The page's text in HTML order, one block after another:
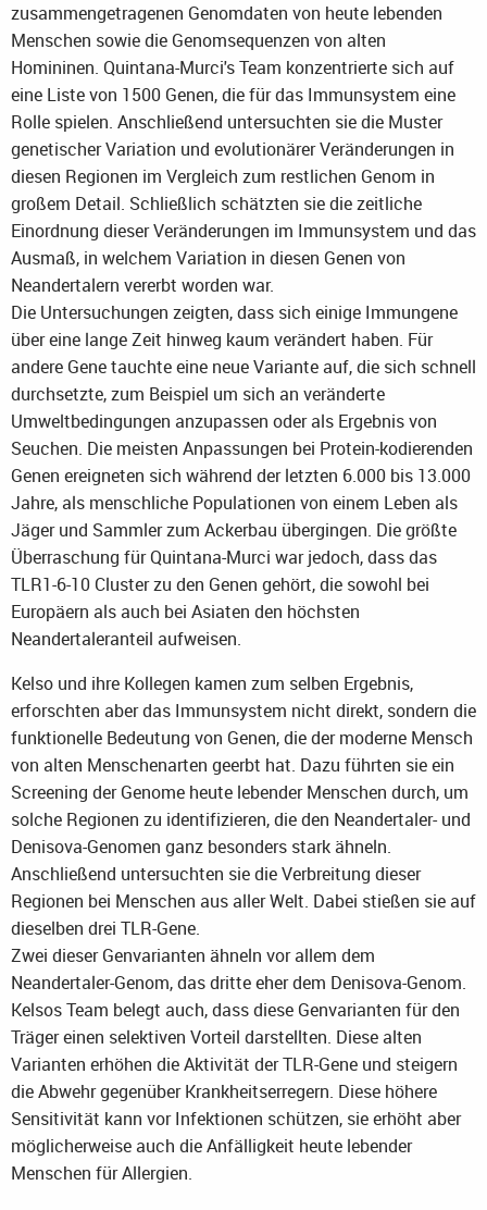
zusammengetragenen Genomdaten von heute lebenden
Menschen sowie die Genomsequenzen von alten
Homininen. Quintana-Murci's Team konzentrierte sich auf
eine Liste von 1500 Genen, die für das Immunsystem eine
Rolle spielen. Anschließend untersuchten sie die Muster
genetischer Variation und evolutionärer Veränderungen in
diesen Regionen im Vergleich zum restlichen Genom in
großem Detail. Schließlich schätzten sie die zeitliche
Einordnung dieser Veränderungen im Immunsystem und das
Ausmaß, in welchem Variation in diesen Genen von
Neandertalern vererbt worden war.
Die Untersuchungen zeigten, dass sich einige Immungene
über eine lange Zeit hinweg kaum verändert haben. Für
andere Gene tauchte eine neue Variante auf, die sich schnell
durchsetzte, zum Beispiel um sich an veränderte
Umweltbedingungen anzupassen oder als Ergebnis von
Seuchen. Die meisten Anpassungen bei Protein-kodierenden
Genen ereigneten sich während der letzten 6.000 bis 13.000
Jahre, als menschliche Populationen von einem Leben als
Jäger und Sammler zum Ackerbau übergingen. Die größte
Überraschung für Quintana-Murci war jedoch, dass das
TLR1-6-10 Cluster zu den Genen gehört, die sowohl bei
Europäern als auch bei Asiaten den höchsten
Neandertaleranteil aufweisen.
Kelso und ihre Kollegen kamen zum selben Ergebnis,
erforschten aber das Immunsystem nicht direkt, sondern die
funktionelle Bedeutung von Genen, die der moderne Mensch
von alten Menschenarten geerbt hat. Dazu führten sie ein
Screening der Genome heute lebender Menschen durch, um
solche Regionen zu identifizieren, die den Neandertaler- und
Denisova-Genomen ganz besonders stark ähneln.
Anschließend untersuchten sie die Verbreitung dieser
Regionen bei Menschen aus aller Welt. Dabei stießen sie auf
dieselben drei TLR-Gene.
Zwei dieser Genvarianten ähneln vor allem dem
Neandertaler-Genom, das dritte eher dem Denisova-Genom.
Kelsos Team belegt auch, dass diese Genvarianten für den
Träger einen selektiven Vorteil darstellten. Diese alten
Varianten erhöhen die Aktivität der TLR-Gene und steigern
die Abwehr gegenüber Krankheitserregern. Diese höhere
Sensitivität kann vor Infektionen schützen, sie erhöht aber
möglicherweise auch die Anfälligkeit heute lebender
Menschen für Allergien.